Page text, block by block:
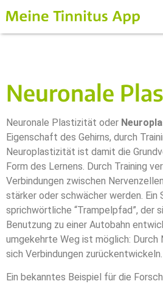
Neuronale
Neuronale Plastizität oder
Eigenschaft des Gehirns, durch
Neuroplastizität ist damit die
Form des Lernens. Durch Training
Verbindungen zwischen
stärker oder schwächer werden. Ein
sprichwörtliche “Trampelpfad”, der
Benutzung zu einer Autobahn
umgekehrte Weg ist möglich: Durch
sich Verbindungen zurückentwickeln.
Ein bekanntes Beispiel für die